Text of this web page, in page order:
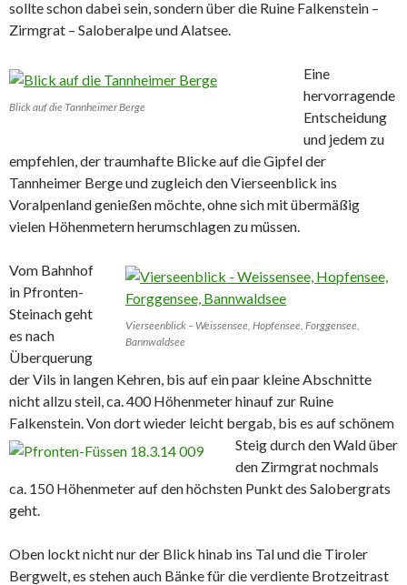
sollte schon dabei sein, sondern über die Ruine Falkenstein –
Zirmgrat – Saloberalpe und Alatsee.
Blick auf die Tannheimer Berge
Eine
hervorragende
Entscheidung
und jedem zu
empfehlen, der traumhafte Blicke auf die Gipfel der
Tannheimer Berge und zugleich den Vierseenblick ins
Voralpenland genießen möchte, ohne sich mit übermäßig
vielen Höhenmetern herumschlagen zu müssen.
Vierseenblick – Weissensee, Hopfensee, Forggensee,
Bannwaldsee
Vom Bahnhof
in Pfronten-
Steinach geht
es nach
Überquerung
der Vils in langen Kehren, bis auf ein paar kleine Abschnitte
nicht allzu steil, ca. 400 Höhenmeter hinauf zur Ruine
Falkenstein. Von dort wieder leicht bergab, bis es auf schönem
Steig durch den Wald über
den Zirmgrat nochmals
ca. 150 Höhenmeter auf den höchsten Punkt des Salobergrats
geht.
Oben lockt nicht nur der Blick hinab ins Tal und die Tiroler
Bergwelt, es stehen auch Bänke für die verdiente Brotzeitrast